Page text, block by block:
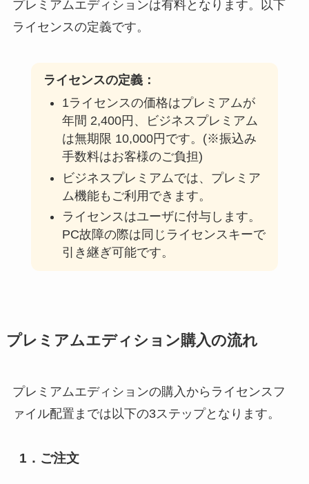
プレミアムエディションは有料となります。以下
ライセンスの定義です。
ライセンスの定義：
1ライセンスの価格はプレミアムが
年間 2,400円、ビジネスプレミアム
は無期限 10,000円です。(※振込み
手数料はお客様のご負担)
ビジネスプレミアムでは、プレミア
ム機能もご利用できます。
ライセンスはユーザに付与します。
PC故障の際は同じライセンスキーで
引き継ぎ可能です。
プレミアムエディション購入の流れ
プレミアムエディションの購入からライセンスフ
ァイル配置までは以下の3ステップとなります。
1．ご注文